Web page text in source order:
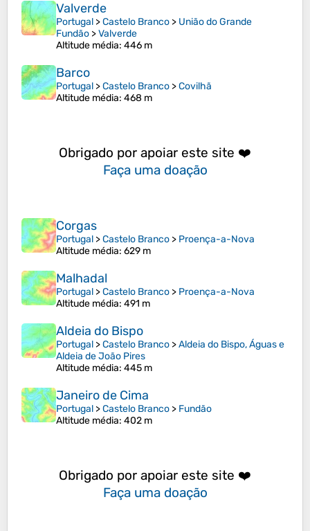
Valverde
Portugal >Castelo Branco > União do Grande
Fundão >Valverde
Altitude média: 446 m
Barco
Portugal >Castelo Branco >Covilhã
Altitude média: 468 m
Obrigado por apoiar este site ❤️
Faça uma doação
Corgas
Portugal >Castelo Branco > Proença-a-Nova
Altitude média: 629 m
Malhadal
Portugal >Castelo Branco > Proença-a-Nova
Altitude média: 491 m
Aldeia do Bispo
Portugal >Castelo Branco >Aldeia do Bispo, Águas e
Aldeia de João Pires
Altitude média: 445 m
Janeiro de Cima
Portugal >Castelo Branco > Fundão
Altitude média: 402 m
Obrigado por apoiar este site ❤️
Faça uma doação